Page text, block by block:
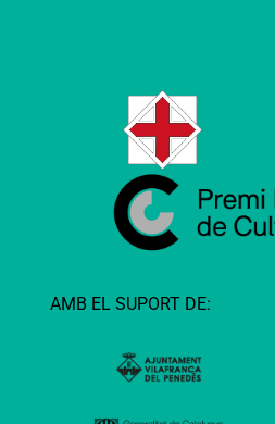
AMB EL SUPORT DE: